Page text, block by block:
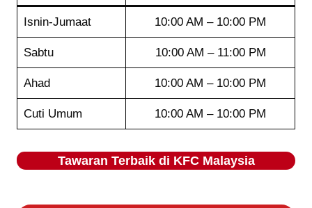
Isnin-Jumaat 10:00 AM – 10:00 PM
Sabtu 10:00 AM – 11:00 PM
Ahad 10:00 AM – 10:00 PM
Cuti Umum 10:00 AM – 10:00 PM
Tawaran Terbaik di KFC Malaysia